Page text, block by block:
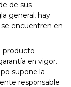
de sus
general, hay
encuentren en
producto
en vigor.
supone la
responsable